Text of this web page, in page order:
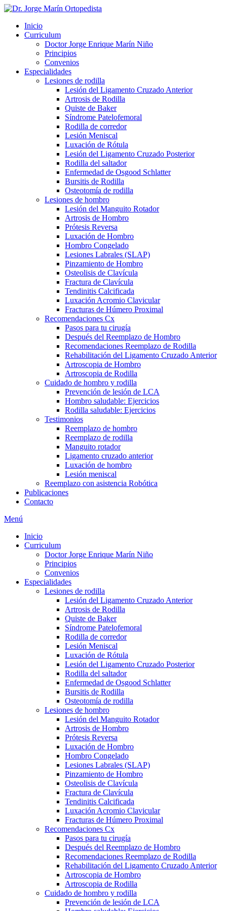
Inicio
Curriculum
Doctor Jorge Enrique Marín Niño
Principios
Convenios
Especialidades
Lesiones de rodilla
Lesión del Ligamento Cruzado Anterior
Artrosis de Rodilla
Quiste de Baker
Síndrome Patelofemoral
Rodilla de corredor
Lesión Meniscal
Luxación de Rótula
Lesión del Ligamento Cruzado Posterior
Rodilla del saltador
Enfermedad de Osgood Schlatter
Bursitis de Rodilla
Osteotomía de rodilla
Lesiones de hombro
Lesión del Manguito Rotador
Artrosis de Hombro
Prótesis Reversa
Luxación de Hombro
Hombro Congelado
Lesiones Labrales (SLAP)
Pinzamiento de Hombro
Osteolisis de Clavícula
Fractura de Clavícula
Tendinitis Calcificada
Luxación Acromio Clavicular
Fracturas de Húmero Proximal
Recomendaciones Cx
Pasos para tu cirugía
Después del Reemplazo de Hombro
Recomendaciones Reemplazo de Rodilla
Rehabilitación del Ligamento Cruzado Anterior
Artroscopia de Hombro
Artroscopia de Rodilla
Cuidado de hombro y rodilla
Prevención de lesión de LCA
Hombro saludable: Ejercicios
Rodilla saludable: Ejercicios
Testimonios
Reemplazo de hombro
Reemplazo de rodilla
Manguito rotador
Ligamento cruzado anterior
Luxación de hombro
Lesión meniscal
Reemplazo con asistencia Robótica
Publicaciones
Contacto
Menú
Inicio
Curriculum
Doctor Jorge Enrique Marín Niño
Principios
Convenios
Especialidades
Lesiones de rodilla
Lesión del Ligamento Cruzado Anterior
Artrosis de Rodilla
Quiste de Baker
Síndrome Patelofemoral
Rodilla de corredor
Lesión Meniscal
Luxación de Rótula
Lesión del Ligamento Cruzado Posterior
Rodilla del saltador
Enfermedad de Osgood Schlatter
Bursitis de Rodilla
Osteotomía de rodilla
Lesiones de hombro
Lesión del Manguito Rotador
Artrosis de Hombro
Prótesis Reversa
Luxación de Hombro
Hombro Congelado
Lesiones Labrales (SLAP)
Pinzamiento de Hombro
Osteolisis de Clavícula
Fractura de Clavícula
Tendinitis Calcificada
Luxación Acromio Clavicular
Fracturas de Húmero Proximal
Recomendaciones Cx
Pasos para tu cirugía
Después del Reemplazo de Hombro
Recomendaciones Reemplazo de Rodilla
Rehabilitación del Ligamento Cruzado Anterior
Artroscopia de Hombro
Artroscopia de Rodilla
Cuidado de hombro y rodilla
Prevención de lesión de LCA